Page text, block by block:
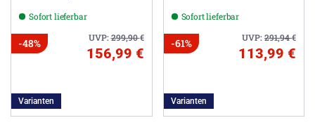
Sofort lieferbar
UVP:299,90€
-48%
156,99 €
Varianten
Sofort lieferbar
UVP:291,94€
-61%
113,99 €
Varianten